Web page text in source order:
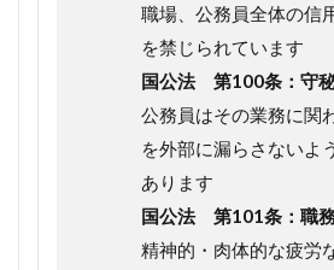
職場、公務員全体の信
を禁じられています
国公法 第100条：守
公務員はその業務に関
を外部に漏らさないよ
あります
国公法 第101条：職
精神的・肉体的な疲労